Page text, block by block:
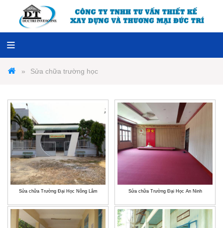
Sửa chữa trường học
Sửa chữa Trường Đại Học Nông Lâm Sửa chữa Trường Đại Học An Ninh